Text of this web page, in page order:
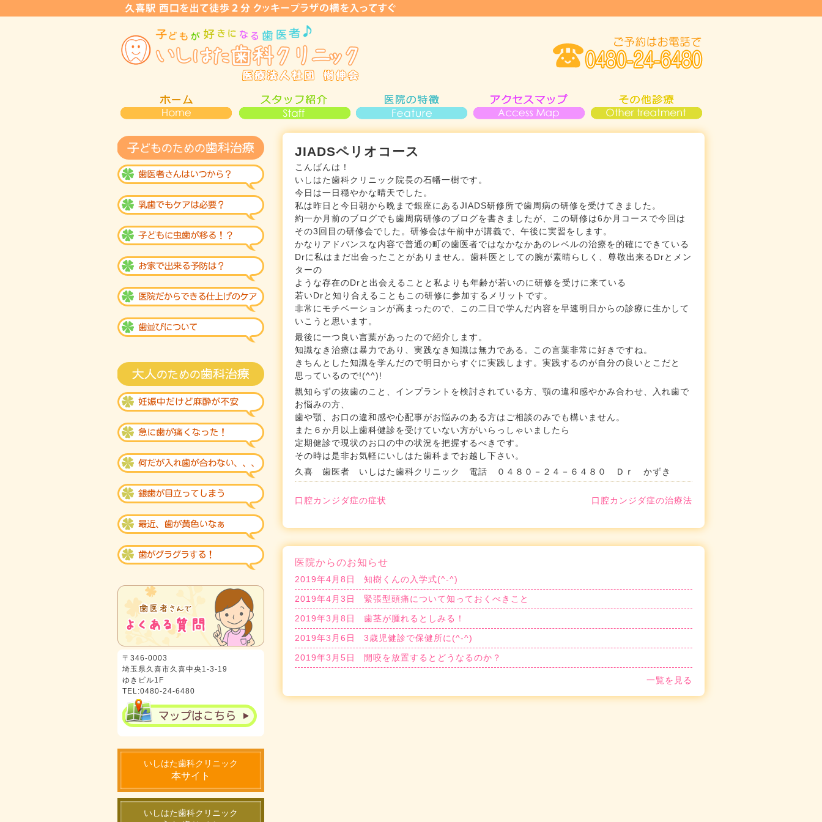
JIADSペリオコース
こんばんは！
いしはた歯科クリニック院長の石幡一樹です。
今日は一日穏やかな晴天でした。
私は昨日と今日朝から晩まで銀座にあるJIADS研修所で歯周病の研修を受けてきました。
約一か月前のブログでも歯周病研修のブログを書きましたが、この研修は6か月コースで今回は
その3回目の研修会でした。研修会は午前中が講義で、午後に実習をします。
かなりアドバンスな内容で普通の町の歯医者ではなかなかあのレベルの治療を的確にできている
Drに私はまだ出会ったことがありません。歯科医としての腕が素晴らしく、尊敬出来るDrとメン
ターの
ような存在のDrと出会えることと私よりも年齢が若いのに研修を受けに来ている
若いDrと知り合えることもこの研修に参加するメリットです。
非常にモチベーションが高まったので、この二日で学んだ内容を早速明日からの診療に生かして
いこうと思います。
最後に一つ良い言葉があったので紹介します。
知識なき治療は暴力であり、実践なき知識は無力である。この言葉非常に好きですね。
きちんとした知識を学んだので明日からすぐに実践します。実践するのが自分の良いとこだと
思っているので!(^^)!
親知らずの抜歯のこと、インプラントを検討されている方、顎の違和感やかみ合わせ、入れ歯で
お悩みの方、
歯や顎、お口の違和感や心配事がお悩みのある方はご相談のみでも構いません。
また６か月以上歯科健診を受けていない方がいらっしゃいましたら
定期健診で現状のお口の中の状況を把握するべきです。
その時は是非お気軽にいしはた歯科までお越し下さい。
久喜 歯医者 いしはた歯科クリニック 電話 ０４８０－２４－６４８０ Ｄｒ かずき
口腔カンジダ症の症状 口腔カンジダ症の治療法
医院からのお知らせ
2019年4月8日
知樹くんの入学式(^-^)
2019年4月3日
緊張型頭痛について知っておくべきこと
2019年3月8日
歯茎が腫れるとしみる！
2019年3月6日
3歳児健診で保健所に(^-^)
2019年3月5日
開咬を放置するとどうなるのか？
一覧を見る
〒346-0003
埼玉県久喜市久喜中央1-3-19
ゆきビル1F
TEL:0480-24-6480
いしはた歯科クリニック
本サイト
いしはた歯科クリニック